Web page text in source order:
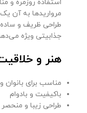
استفاده روزمره
مرواریدها به آن
طراحی ظریف و
جذابیتی ویژه
هنر و
مناسب برای بانوان
باکیفیت و بادوام
طراحی زیبا و منحصر